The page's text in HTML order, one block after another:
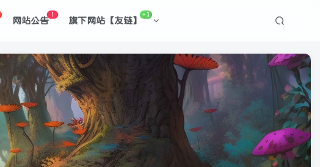
网站公告
！
旗下网站【友链】
+1